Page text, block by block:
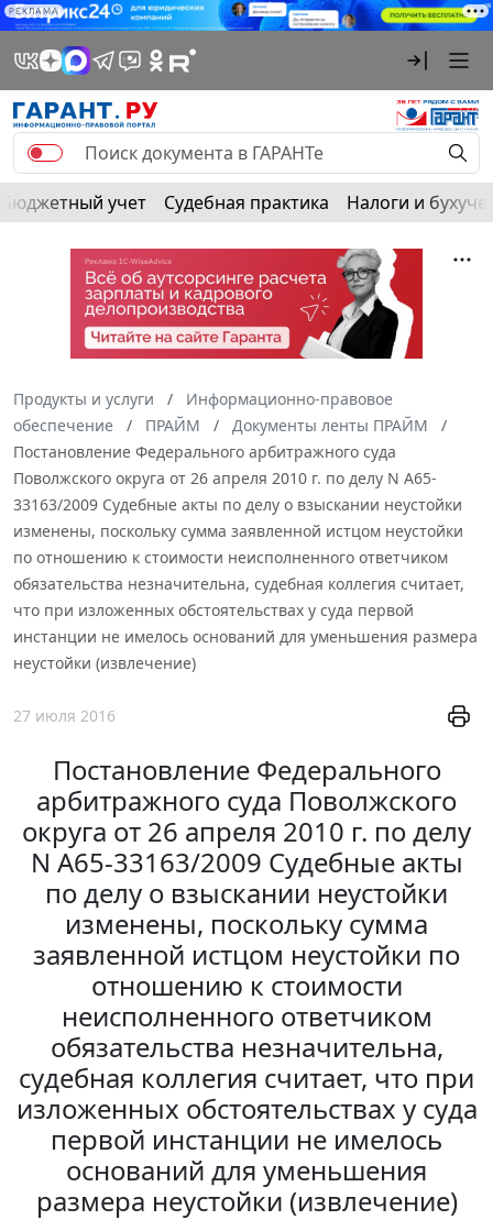
РЕКЛАМА
Бюджетный учет Судебная практика Налоги и
Продукты и услуги
Информационно-правовое
обеспечение
ПРАЙМ
Документы ленты ПРАЙМ
Постановление Федерального арбитражного суда
Поволжского округа от 26 апреля 2010 г. по делу N А65-
33163/2009 Судебные акты по делу о взыскании неустойки
изменены, поскольку сумма заявленной истцом неустойки
по отношению к стоимости неисполненного ответчиком
обязательства незначительна, судебная коллегия считает,
что при изложенных обстоятельствах у суда первой
инстанции не имелось оснований для уменьшения размера
неустойки (извлечение)
27 июля 2016
Постановление Федерального
арбитражного суда Поволжского
округа от 26 апреля 2010 г. по делу
N А65-33163/2009 Судебные акты
по делу о взыскании неустойки
изменены, поскольку сумма
заявленной истцом неустойки по
отношению к стоимости
неисполненного ответчиком
обязательства незначительна,
судебная коллегия считает, что при
изложенных обстоятельствах у суда
первой инстанции не имелось
оснований для уменьшения
размера неустойки (извлечение)